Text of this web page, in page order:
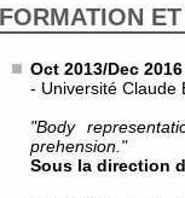
FORMATION
Oct 2013/Dec
- Université Claude
"Body
prehension."
Sous la direction